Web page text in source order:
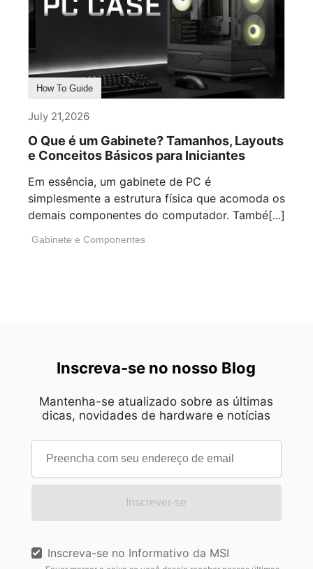
How To Guide
July 21,2026
O Que é um Gabinete? Tamanhos, Layouts
e Conceitos Básicos para Iniciantes
Em essência, um gabinete de PC é
simplesmente a estrutura física que acomoda os
demais componentes do computador. També[...]
Gabinete e Componentes
Inscreva-se no nosso Blog
Mantenha-se atualizado sobre as últimas
dicas, novidades de hardware e notícias
Inscrever-se
Inscreva-se no Informativo da MSI